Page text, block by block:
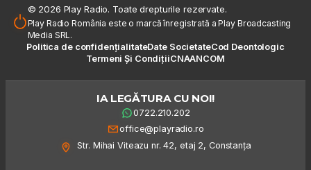
© 2026 Play Radio. Toate drepturile rezervate.
Play Radio România este o marcă înregistrată a Play Broadcasting
Media SRL.
Politica de confidențialitateDate SocietateCod Deontologic
Termeni Și CondițiiCNAANCOM
IA LEGĂTURA CU NOI!
0722.210.202
office@playradio.ro
Str. Mihai Viteazu nr. 42, etaj 2, Constanța